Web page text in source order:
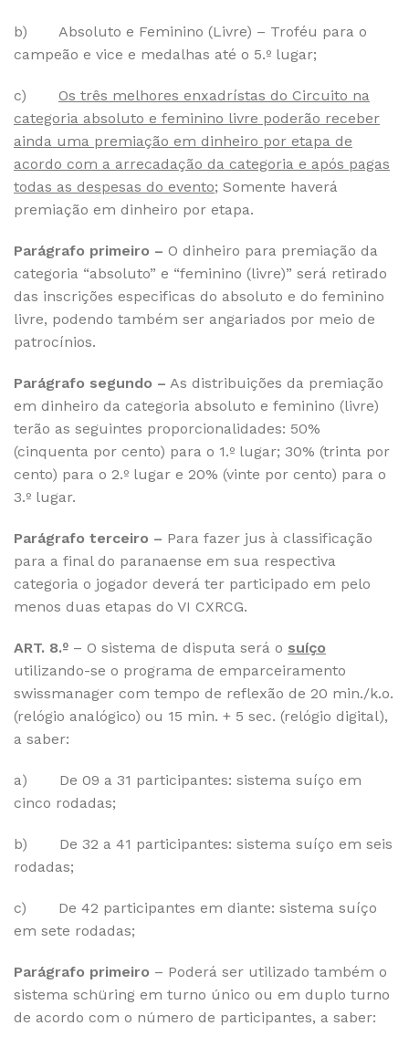
b) Absoluto e Feminino (Livre) – Troféu para o
campeão e vice e medalhas até o 5.º lugar;
c) Os três melhores enxadrístas do Circuito na
categoria absoluto e feminino livre poderão receber
ainda uma premiação em dinheiro por etapa de
acordo com a arrecadação da categoria e após pagas
todas as despesas do evento; Somente haverá
premiação em dinheiro por etapa.
Parágrafo primeiro – O dinheiro para premiação da
categoria “absoluto” e “feminino (livre)” será retirado
das inscrições especificas do absoluto e do feminino
livre, podendo também ser angariados por meio de
patrocínios.
Parágrafo segundo – As distribuições da premiação
em dinheiro da categoria absoluto e feminino (livre)
terão as seguintes proporcionalidades: 50%
(cinquenta por cento) para o 1.º lugar; 30% (trinta por
cento) para o 2.º lugar e 20% (vinte por cento) para o
3.º lugar.
Parágrafo terceiro – Para fazer jus à classificação
para a final do paranaense em sua respectiva
categoria o jogador deverá ter participado em pelo
menos duas etapas do VI CXRCG.
ART. 8.º – O sistema de disputa será o suíço
utilizando-se o programa de emparceiramento
swissmanager com tempo de reflexão de 20 min./k.o.
(relógio analógico) ou 15 min. + 5 sec. (relógio digital),
a saber:
a) De 09 a 31 participantes: sistema suíço em
cinco rodadas;
b) De 32 a 41 participantes: sistema suíço em seis
rodadas;
c) De 42 participantes em diante: sistema suíço
em sete rodadas;
Parágrafo primeiro – Poderá ser utilizado também o
sistema schüring em turno único ou em duplo turno
de acordo com o número de participantes, a saber: